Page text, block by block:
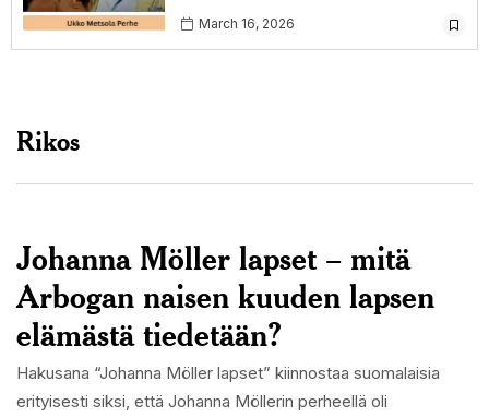
March 16, 2026
Rikos
Johanna Möller lapset – mitä
Arbogan naisen kuuden lapsen
elämästä tiedetään?
Hakusana “Johanna Möller lapset” kiinnostaa suomalaisia
erityisesti siksi, että Johanna Möllerin perheellä oli